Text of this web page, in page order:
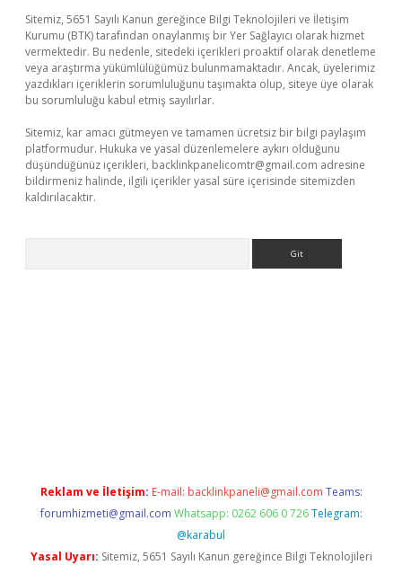
Sitemiz, 5651 Sayılı Kanun gereğince Bilgi Teknolojileri ve İletişim
Kurumu (BTK) tarafından onaylanmış bir Yer Sağlayıcı olarak hizmet
vermektedir. Bu nedenle, sitedeki içerikleri proaktif olarak denetleme
veya araştırma yükümlülüğümüz bulunmamaktadır. Ancak, üyelerimiz
yazdıkları içeriklerin sorumluluğunu taşımakta olup, siteye üye olarak
bu sorumluluğu kabul etmiş sayılırlar.
Sitemiz, kar amacı gütmeyen ve tamamen ücretsiz bir bilgi paylaşım
platformudur. Hukuka ve yasal düzenlemelere aykırı olduğunu
düşündüğünüz içerikleri, backlinkpanelicomtr@gmail.com adresine
bildirmeniz halinde, ilgili içerikler yasal süre içerisinde sitemizden
kaldırılacaktır.
Reklam ve İletişim: E-mail: backlinkpaneli@gmail.com Teams:
forumhizmeti@gmail.com Whatsapp: 0262 606 0 726 Telegram:
@karabul
Yasal Uyarı: Sitemiz, 5651 Sayılı Kanun gereğince Bilgi Teknolojileri